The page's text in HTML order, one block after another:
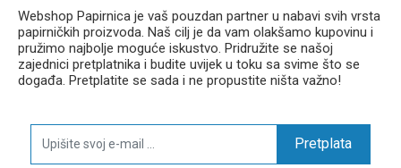
Webshop Papirnica je vaš pouzdan partner u nabavi svih vrsta
papirničkih proizvoda. Naš cilj je da vam olakšamo kupovinu i
pružimo najbolje moguće iskustvo. Pridružite se našoj
zajednici pretplatnika i budite uvijek u toku sa svime što se
događa. Pretplatite se sada i ne propustite ništa važno!
Pretplata